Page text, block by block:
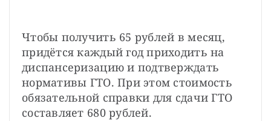
Чтобы получить 65 рублей в месяц,
придётся каждый год приходить на
диспансеризацию и подтверждать
нормативы ГТО. При этом стоимость
обязательной справки для сдачи ГТО
составляет 680 рублей.